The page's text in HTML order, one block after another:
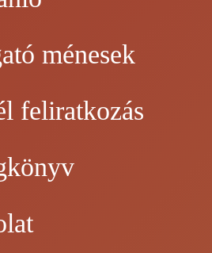
ménesek
feliratkozás